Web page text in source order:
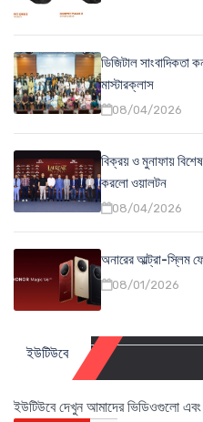
ডিজিটাল সাংবাদিকতা
মাস্টারক্লাস
08/04/2026
বিক্রয় ও মুনাফায়
করলো ওয়ালটন
08/04/2026
অনারের আল্ট্রা-স্লিম
08/01/2026
ইউটিউবে
ইউটিউবে দেখুন আমাদের ভিডিওগুলো এবং